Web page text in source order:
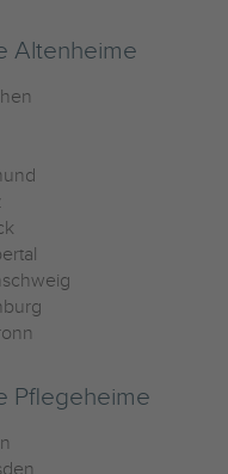
Altenheime
Pflegeheime